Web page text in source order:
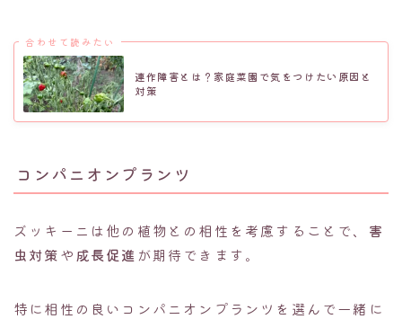
合わせて読みたい
連作障害とは？家庭菜園で気をつけたい原因と
対策
コンパニオンプランツ
ズッキーニは他の植物との相性を考慮することで、 害
虫対策や 成長促進 が期待できます。
特に相性の良いコンパニオンプランツを選んで一緒に